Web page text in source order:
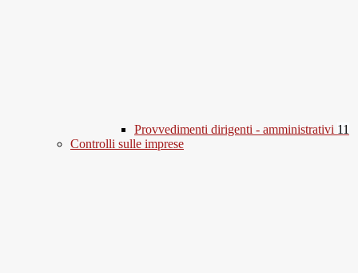
Provvedimenti dirigenti - amministrativi 11
Controlli sulle imprese